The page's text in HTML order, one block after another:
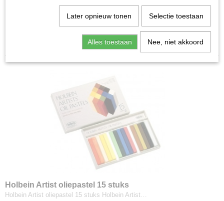
Holbein
Unison
diverse merken
Sorteer op:
Holbein Artist oliepastel 15 stuks
Holbein Artist oliepastel 15 stuks Holbein Artist…
Later opnieuw tonen Selectie toestaan
Alles toestaan Nee, niet akkoord